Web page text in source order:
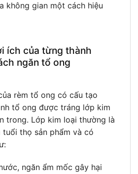
không gian một cách hiệu
ích của từng thành
ngăn tổ ong
rèm tổ ong có cấu tạo
tổ ong được tráng lớp kim
trong. Lớp kim loại thường là
tuổi thọ sản phẩm và có
ngăn ẩm mốc gây hại